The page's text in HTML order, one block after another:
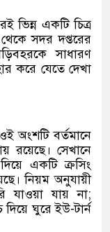
ভিন্ন একটি চিত্র
সদর দপ্তরের
সাধারণ
করে যেতে দেখা
অংশটি বর্তমানে
রয়েছে। সেখানে
একটি ক্রসিং
নিয়ম অনুযায়ী
যাওয়া যায় না;
ঘুরে ইউ-টার্ন